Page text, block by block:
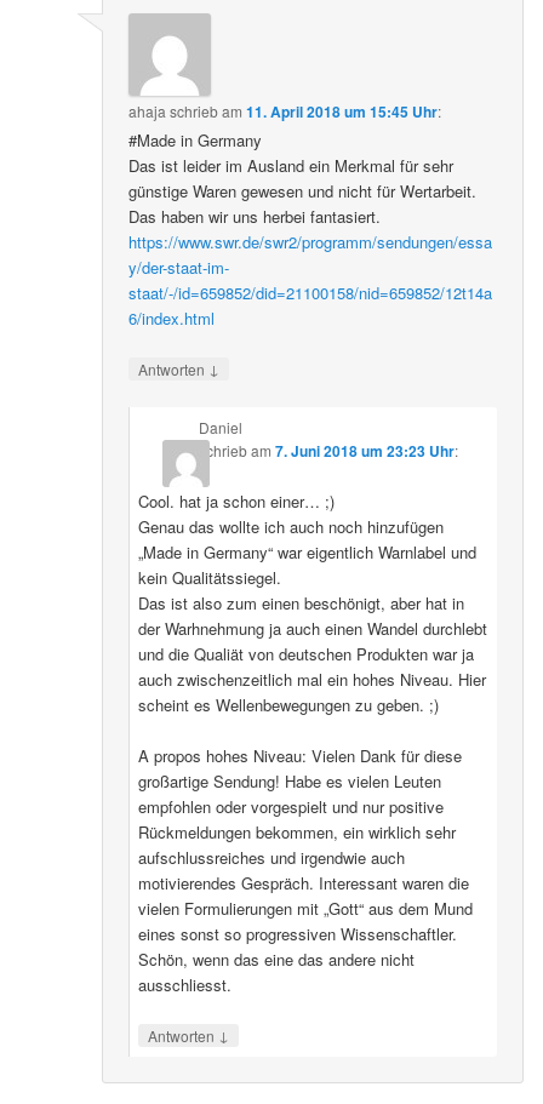
ahaja schriebam11. April 2018 um 15:45 Uhr:
#Made in Germany
Das ist leider im Ausland ein Merkmal für sehr
günstige Waren gewesen und nicht für Wertarbeit.
Das haben wir uns herbei fantasiert.
https://www.swr.de/swr2/programm/sendungen/essa
y/der-staat-im-
staat/-/id=659852/did=21100158/nid=659852/12t14a
6/index.html
Antworten ↓
Daniel
schriebam 7. Juni 2018 um 23:23 Uhr:
Cool. hat ja schon einer… ;)
Genau das wollte ich auch noch hinzufügen
„Made in Germany“ war eigentlich Warnlabel und
kein Qualitätssiegel.
Das ist also zum einen beschönigt, aber hat in
der Warhnehmung ja auch einen Wandel durchlebt
und die Qualiät von deutschen Produkten war ja
auch zwischenzeitlich mal ein hohes Niveau. Hier
scheint es Wellenbewegungen zu geben. ;)
A propos hohes Niveau: Vielen Dank für diese
großartige Sendung! Habe es vielen Leuten
empfohlen oder vorgespielt und nur positive
Rückmeldungen bekommen, ein wirklich sehr
aufschlussreiches und irgendwie auch
motivierendes Gespräch. Interessant waren die
vielen Formulierungen mit „Gott“ aus dem Mund
eines sonst so progressiven Wissenschaftler.
Schön, wenn das eine das andere nicht
ausschliesst.
Antworten ↓